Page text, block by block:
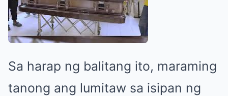
Sa harap ng balitang ito, maraming
tanong ang lumitaw sa isipan ng